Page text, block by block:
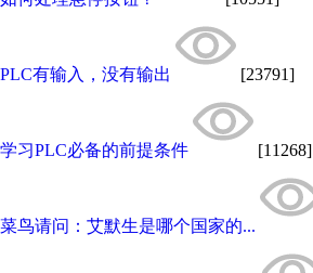
PLC有输入，没有输出 [23791]
学习PLC必备的前提条件 [11268]
菜鸟请问：艾默生是哪个国家的...